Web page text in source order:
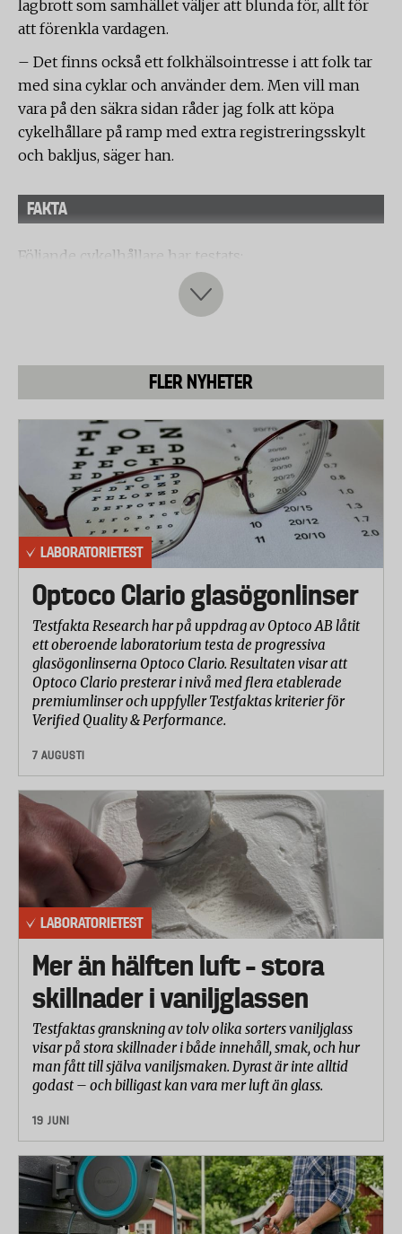
lagbrott som samhället väljer att blunda för, allt för
att förenkla vardagen.
– Det finns också ett folkhälsointresse i att folk tar
med sina cyklar och använder dem. Men vill man
vara på den säkra sidan råder jag folk att köpa
cykelhållare på ramp med extra registreringsskylt
och bakljus, säger han.
FAKTA
Följande cykelhållare har testats:
OKQ8
Biltema
Mekonomen
Clas Ohlson
Thule
Samtliga cykelhållare i urvalet är för montering
på dragkrok och transport av två cyklar.
Cykelhållarna har testats enligt utvalda delar ur
kommande standard ISO/DIS 15263-4. Tre
cykelhållare av varje fabrikat har testats. I
stabilitet och hållfasthet. Cykelhållarna har utsatts
för belastning i tre olika riktningar – framåt, bakåt
och i sidled. Belastningen simulerar den
påfrestning som cykelhållarna kan utsättas vid
körning i olika situationer som t ex skarpa
inbromsningar, tvära svängar, vägbulor eller kraftig
acceleration.
För att klara säkerhetsstandardens krav skall
cykelhållarna klara dessa påfrestningar utan att
deformeras, lossna eller vridas ur sin ursprungliga
position på dragkroken. Kravet för vridning är
maximalt tre graders förändring efter belastning.
I korrosionstestet har cykelhållarna exponerats för
saltdimma i sammanlagt 192 timmar. Efter
exponering har rostangreppen bedömts och
Avslutningsvis har hanterbarheten bedömts, dvs.
hur enkla de är att montera.
Resultaten från de olika delmomenten har
FLER NYHETER
LABORATORIETEST
Optoco Clario glasögonlinser
Testfakta Research har på uppdrag av Optoco AB låtit
ett oberoende laboratorium testa de progressiva
glasögonlinserna Optoco Clario. Resultaten visar att
Optoco Clario presterar i nivå med flera etablerade
premiumlinser och uppfyller Testfaktas kriterier för
Verified Quality & Performance.
7 AUGUSTI
LABORATORIETEST
Mer än hälften luft – stora
skillnader i vaniljglassen
Testfaktas granskning av tolv olika sorters vaniljglass
visar på stora skillnader i både innehåll, smak, och hur
man fått till själva vaniljsmaken. Dyrast är inte alltid
godast – och billigast kan vara mer luft än glass.
19 JUNI